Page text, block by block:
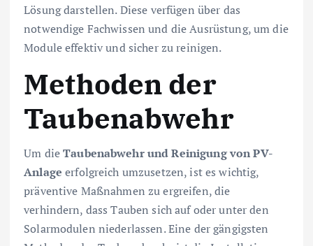
Lösung darstellen. Diese verfügen über das
notwendige Fachwissen und die Ausrüstung, um die
Module effektiv und sicher zu reinigen.
Methoden der
Taubenabwehr
Um dieTaubenabwehr und Reinigung von PV-
Anlage erfolgreich umzusetzen, ist es wichtig,
präventive Maßnahmen zu ergreifen, die
verhindern, dass Tauben sich auf oder unter den
Solarmodulen niederlassen. Eine der gängigsten